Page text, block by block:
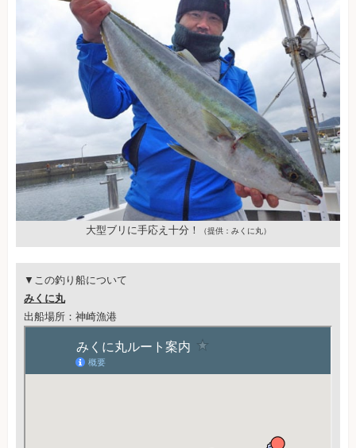
大型ブリに手応え十分！ （提供：みくに丸）
▼この釣り船について
みくに丸
出船場所：神崎漁港